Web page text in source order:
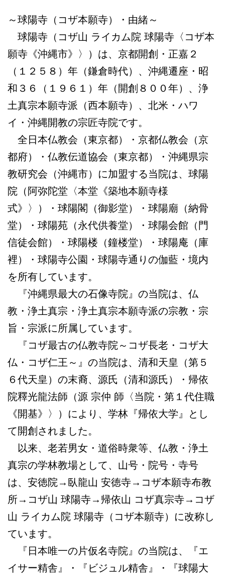
～球陽寺（コザ本願寺）・由緒～
球陽寺（コザ山 ライカム院 球陽寺〈コザ本
願寺《沖縄市》〉）は、京都開創・正嘉２
（１２５８）年（鎌倉時代）、沖縄遷座・昭
和３６（１９６１）年（開創８００年）、浄
土真宗本願寺派（西本願寺）、北米・ハワ
イ・沖縄開教の宗匠寺院です。
全日本仏教会（東京都）・京都仏教会（京
都府）・仏教伝道協会（東京都）・沖縄県宗
教研究会（沖縄市）に加盟する当院は、球陽
院（阿弥陀堂〈本堂《築地本願寺様
式》〉）・球陽閣（御影堂）・球陽廟（納骨
堂）・球陽苑（永代供養堂）・球陽会館（門
信徒会館）・球陽楼（鐘楼堂）・球陽庵（庫
裡）・球陽寺公園・球陽寺通りの伽藍・境内
を所有しています。
『沖縄県最大の石像寺院』の当院は、仏
教・浄土真宗・浄土真宗本願寺派の宗教・宗
旨・宗派に所属しています。
『コザ最古の仏教寺院～コザ長老・コザ大
仏・コザ仁王～』の当院は、清和天皇（第５
６代天皇）の末裔、源氏（清和源氏）・帰依
院釋光龍法師（源 宗仲 師〈当院・第１代住職
《開基》〉）により、学林『帰依大学』とし
て開創されました。
以来、老若男女・道俗時衆等、仏教・浄土
真宗の学林教場として、山号・院号・寺号
は、安徳院→臥龍山 安徳寺→コザ本願寺布教
所→コザ山 球陽寺→帰依山 コザ真宗寺→コザ
山 ライカム院 球陽寺（コザ本願寺）に改称し
ています。
『日本唯一の片仮名寺院』の当院は、『エ
イサー精舎』・『ビジュル精舎』・『球陽大